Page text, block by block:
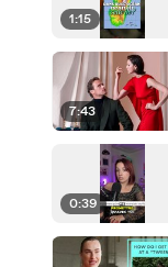
1:15
7:43
0:39